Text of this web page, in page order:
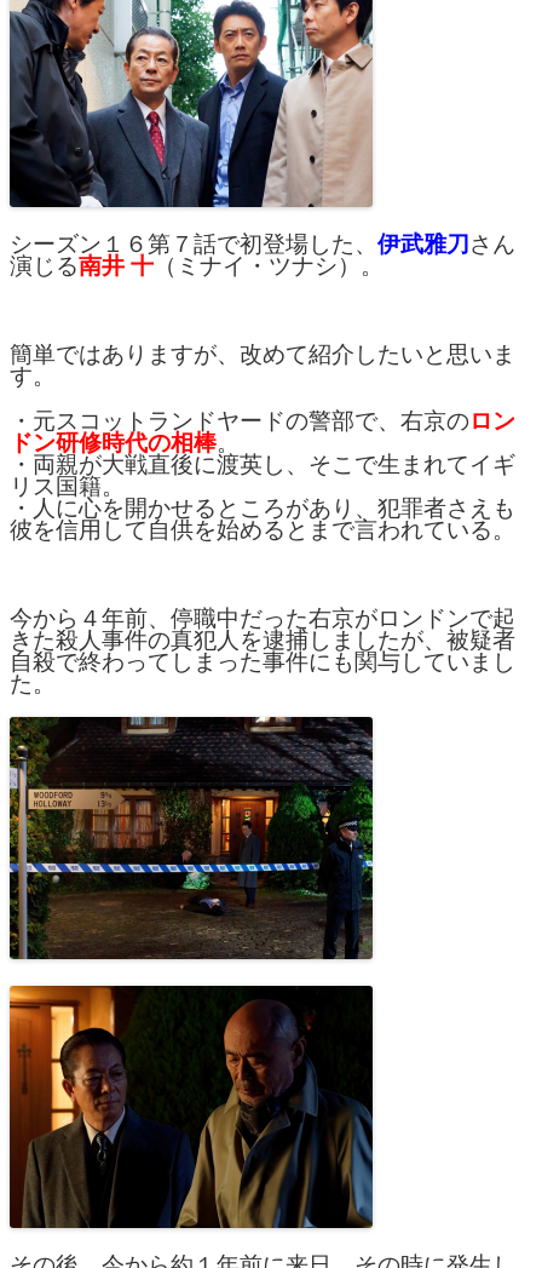
シーズン１６第７話で初登場した、 伊武雅刀さん
演じる南井 十 （ミナイ・ツナシ）。
簡単ではありますが、改めて紹介したいと思いま
す。
・元スコットランドヤードの警部で、右京のロン
ドン研修時代の相棒。
・両親が大戦直後に渡英し、そこで生まれてイギ
リス国籍。
・人に心を開かせるところがあり、犯罪者さえも
彼を信用して自供を始めるとまで言われている。
今から４年前、停職中だった右京がロンドンで起
きた殺人事件の真犯人を逮捕しましたが、被疑者
自殺で終わってしまった事件にも関与していまし
た。